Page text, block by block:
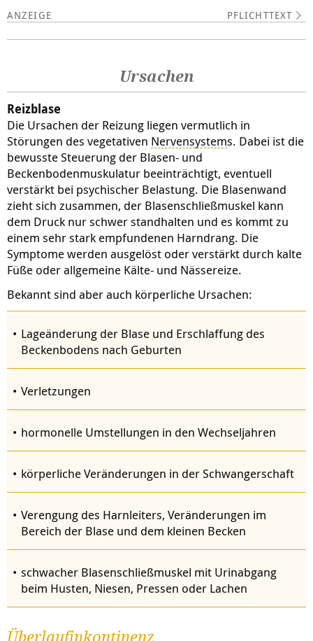
PFLICHTTEXT
Ursachen
Reizblase
Die Ursachen der Reizung liegen vermutlich in
Störungen des vegetativen Nervensystems. Dabei ist die
bewusste Steuerung der Blasen- und
Beckenbodenmuskulatur beeinträchtigt, eventuell
verstärkt bei psychischer Belastung. Die Blasenwand
zieht sich zusammen, der Blasenschließmuskel kann
dem Druck nur schwer standhalten und es kommt zu
einem sehr stark empfundenen Harndrang. Die
Symptome werden ausgelöst oder verstärkt durch kalte
Füße oder allgemeine Kälte- und Nässereize.
Bekannt sind aber auch körperliche Ursachen:
Lageänderung der Blase und Erschlaffung des
Beckenbodens nach Geburten
Verletzungen
hormonelle Umstellungen in den Wechseljahren
körperliche Veränderungen in der Schwangerschaft
Verengung des Harnleiters, Veränderungen im
Bereich der Blase und dem kleinen Becken
schwacher Blasenschließmuskel mit Urinabgang
beim Husten, Niesen, Pressen oder Lachen